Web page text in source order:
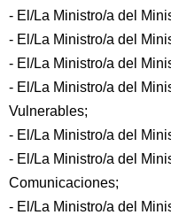
- El/La Ministro/a del
- El/La Ministro/a del
- El/La Ministro/a del
- El/La Ministro/a del
Vulnerables;
- El/La Ministro/a del
- El/La Ministro/a del
Comunicaciones;
- El/La Ministro/a del